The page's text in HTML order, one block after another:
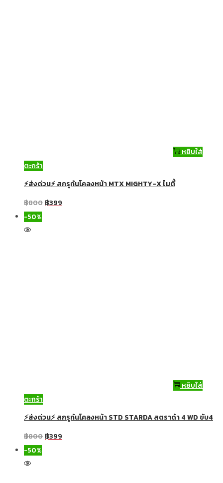
หยิบใส่
ตะกร้า
⚡ส่งด่วน⚡ สกรูกันโคลงหน้า MTX MIGHTY-X ไมตี้
฿800 ฿399
-50%
หยิบใส่
ตะกร้า
⚡ส่งด่วน⚡ สกรูกันโคลงหน้า STD STARDA สตราด้า 4 WD ขับ4
฿800 ฿399
-50%